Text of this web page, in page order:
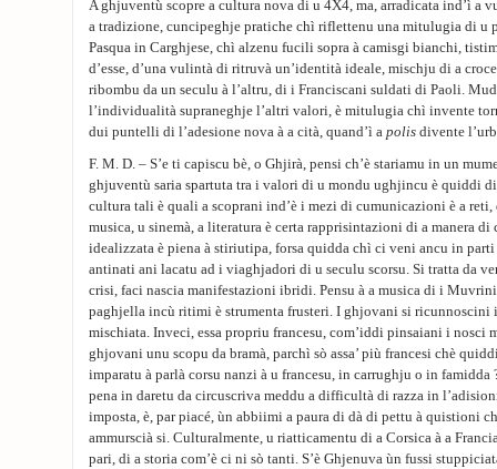
A ghjuventù scopre a cultura nova di u 4X4, ma, arradicata ind’ì a
a tradizione, cuncipeghje pratiche chì riflettenu una mitulugia di u
Pasqua in Carghjese, chì alzenu fucili sopra à camisgi bianchi,
d’esse, d’una vulintà di ritruvà un’identità ideale, mischju di a
ribombu da un seculu à l’altru, di i Franciscani suldati di Paoli.
l’individualità supraneghje l’altri valori, è mitulugia chì invente
dui puntelli di l’adesione nova à a cità, quand’ì a polis divente
F. M. D. – S’e ti capiscu bè, o Ghjirà, pensi ch’è stariamu in un
ghjuventù saria spartuta tra i valori di u mondu ughjincu è quiddi
cultura tali è quali a scoprani ind’è i mezi di cumunicazioni è a
musica, u sinemà, a literatura è certa rapprisintazioni di a manera di
idealizzata è piena à stiriutipa, forsa quidda chì ci veni ancu in parti
antinati ani lacatu ad i viaghjadori di u seculu scorsu. Si tratta da
crisi, faci nascia manifestazioni ibridi. Pensu à a musica di i
paghjella incù ritimi è strumenta frusteri. I ghjovani si ricunnoscini
mischiata. Inveci, essa propriu francesu, com’iddi pinsaiani i nosci
ghjovani unu scopu da bramà, parchì sò assa’ più francesi chè
imparatu à parlà corsu nanzi à u francesu, in carrughju o in famidda
pena in daretu da circuscriva meddu a difficultà di razza in
imposta, è, par piacé, ùn abbiimi a paura di dà di pettu à quistioni
ammurscià si. Culturalmente, u riatticamentu di a Corsica à a
pari, di a storia com’è ci ni sò tanti. S’è Ghjenuva ùn fussi